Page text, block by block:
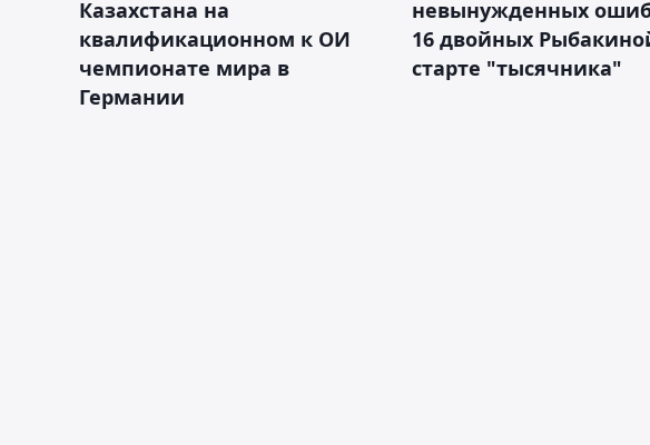
Казахстана на
квалификационном к ОИ
чемпионате мира в
Германии
невынужденных
16 двойных
старте "тысячника"